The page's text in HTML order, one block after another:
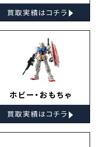
買取実績はコチラ ▸
ホビー・おもちゃ
買取実績はコチラ ▸